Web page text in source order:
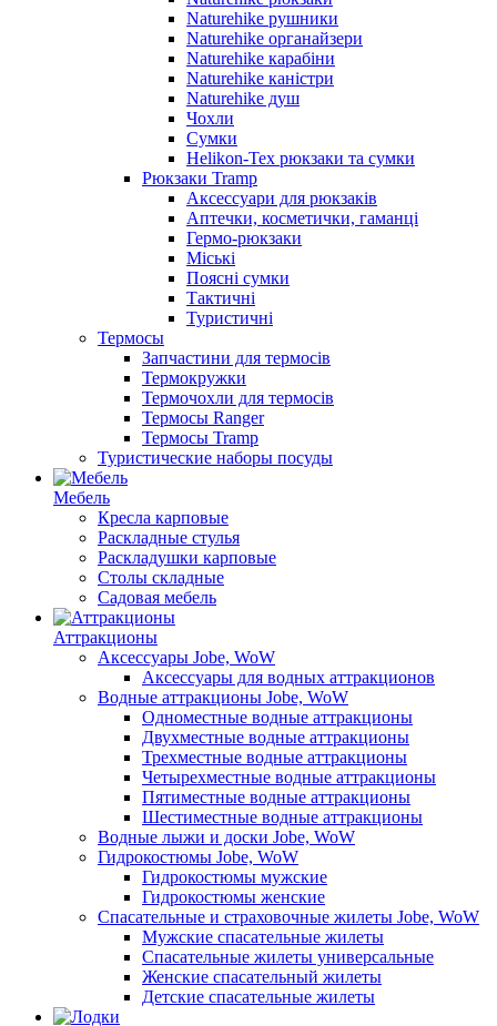
Naturehike рушники
Naturehike органайзери
Naturehike карабіни
Naturehike каністри
Naturehike душ
Чохли
Сумки
Helikon-Tex рюкзаки та сумки
Рюкзаки Tramp
Аксессуари для рюкзаків
Аптечки, косметички, гаманці
Гермо-рюкзаки
Міські
Поясні сумки
Тактичні
Туристичні
Термосы
Запчастини для термосів
Термокружки
Термочохли для термосів
Термосы Ranger
Термосы Tramp
Туристические наборы посуды
Мебель
Кресла карповые
Раскладные стулья
Раскладушки карповые
Столы складные
Садовая мебель
Аттракционы
Аксессуары Jobe, WoW
Аксессуары для водных аттракционов
Водные аттракционы Jobe, WoW
Одноместные водные аттракционы
Двухместные водные аттракционы
Трехместные водные аттракционы
Четырехместные водные аттракционы
Пятиместные водные аттракционы
Шестиместные водные аттракционы
Водные лыжи и доски Jobe, WoW
Гидрокостюмы Jobe, WoW
Гидрокостюмы мужские
Гидрокостюмы женские
Спасательные и страховочные жилеты Jobe, WoW
Мужские спасательные жилеты
Спасательные жилеты универсальные
Женские спасательный жилеты
Детские спасательные жилеты